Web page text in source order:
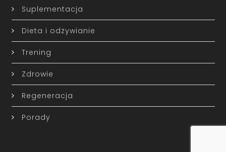
Suplementacja
Dieta i odżywianie
Trening
Zdrowie
Regeneracja
Porady